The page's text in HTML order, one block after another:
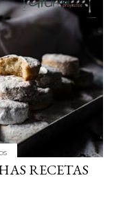
RECETAS